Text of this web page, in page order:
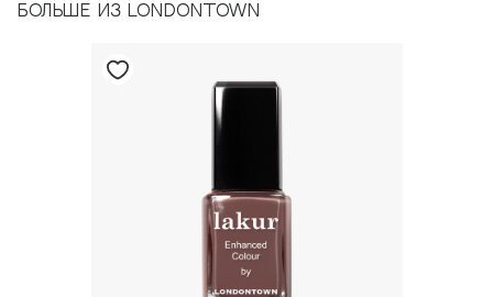
БОЛЬШЕ ИЗ LONDONTOWN